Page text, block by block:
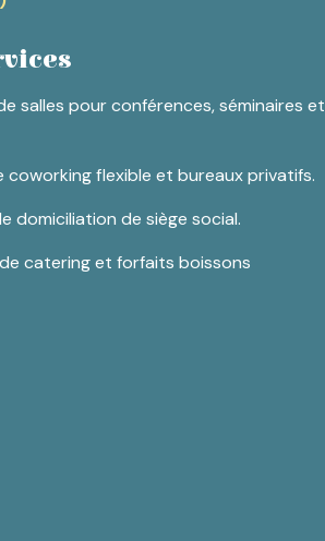
salles pour conférences, séminaires et
coworking flexible et bureaux privatifs.
domiciliation de siège social.
catering et forfaits boissons